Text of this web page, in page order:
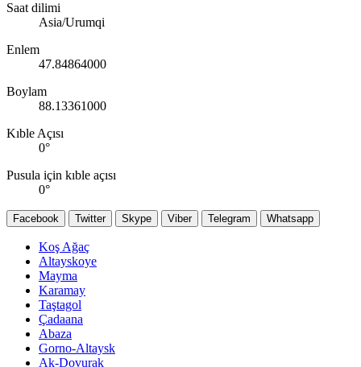
Saat dilimi
Asia/Urumqi
Enlem
47.84864000
Boylam
88.13361000
Kıble Açısı
0°
Pusula için kıble açısı
0°
Facebook Twitter Skype Viber Telegram Whatsapp
Koş Ağaç
Altayskoye
Mayma
Karamay
Taştagol
Çadaana
Abaza
Gorno-Altaysk
Ak-Dovurak